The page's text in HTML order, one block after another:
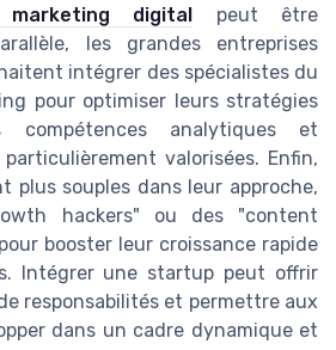
digital
peut être
les grandes entreprises
intégrer des spécialistes du
pour optimiser leurs stratégies
compétences analytiques et
valorisées. Enfin,
plus souples dans leur approche,
hackers" ou des "content
booster leur croissance rapide
Intégrer une startup peut offrir
responsabilités et permettre aux
dans un cadre dynamique et